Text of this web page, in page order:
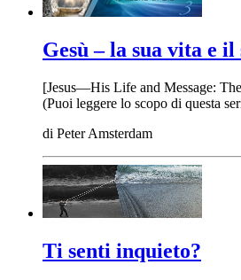
Gesù – la sua vita e
[Jesus—His Life and Message:
(Puoi leggere lo scopo di questa
di Peter Amsterdam
Ti senti inquieto?